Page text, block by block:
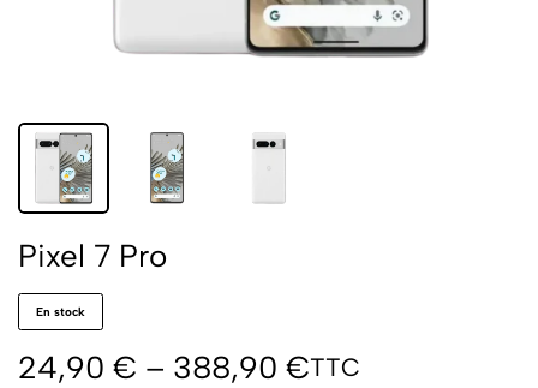
Pixel 7 Pro
En stock
24,90 € – 388,90 €TTC